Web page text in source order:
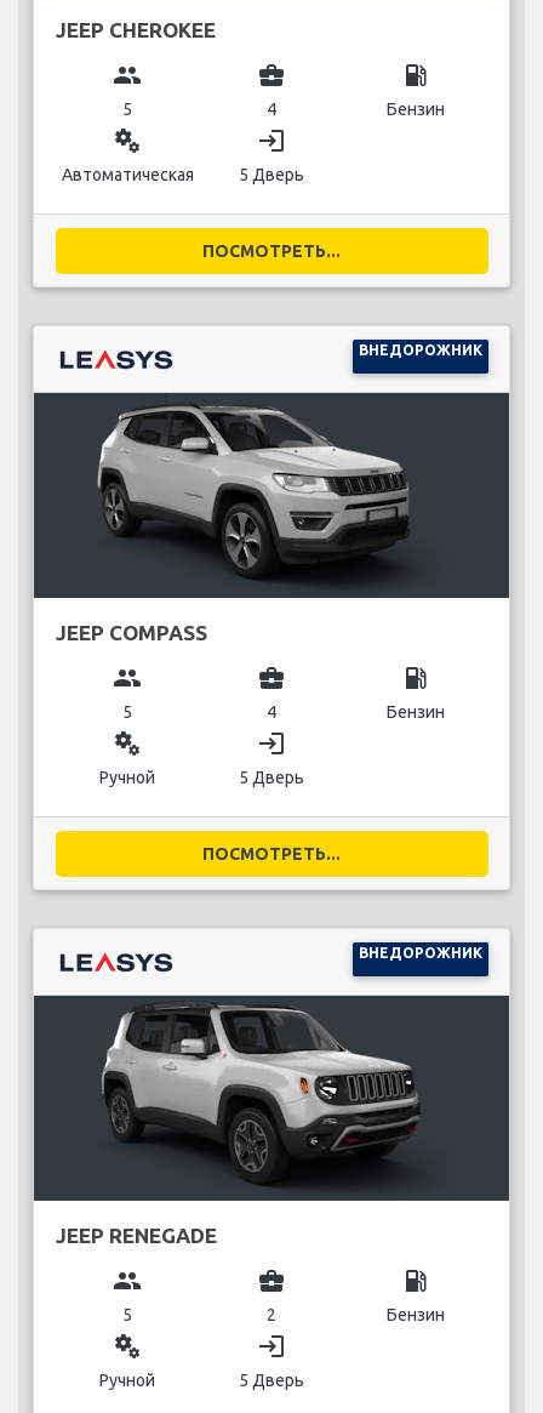
JEEP CHEROKEE
group
5
business_center
4
local_gas_station
Бензин
miscellaneous_services
Автоматическая
login
5 Дверь
ПОСМОТРЕТЬ...
ВНЕДОРОЖНИК
JEEP COMPASS
group
5
business_center
4
local_gas_station
Бензин
miscellaneous_services
Ручной
login
5 Дверь
ПОСМОТРЕТЬ...
ВНЕДОРОЖНИК
JEEP RENEGADE
group
5
business_center
2
local_gas_station
Бензин
miscellaneous_services
Ручной
login
5 Дверь